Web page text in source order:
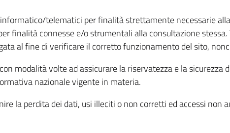
telematici per finalità strettamente necessarie
finalità connesse e/o strumentali alla consultazione
al fine di verificare il corretto funzionamento del sito,
modalità volte ad assicurare la riservatezza e la sicurezza
nazionale vigente in materia.
la perdita dei dati, usi illeciti o non corretti ed accessi non